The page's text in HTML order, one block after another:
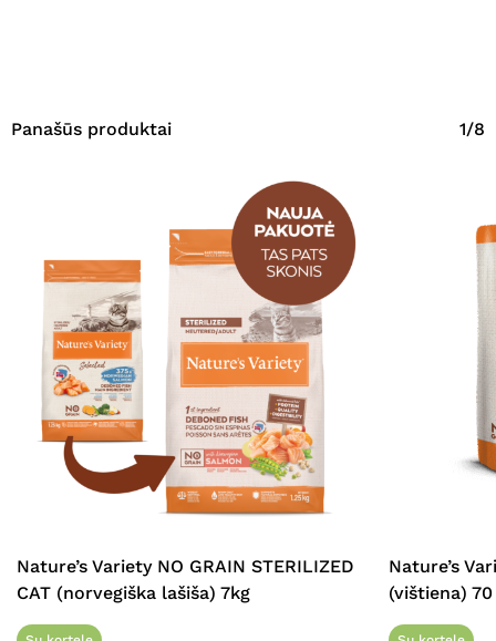
Panašūs produktai 1/8
Nature’s Variety NO GRAIN STERILIZED
CAT (norvegiška lašiša) 7kg
Nature’s
(vištiena) 70